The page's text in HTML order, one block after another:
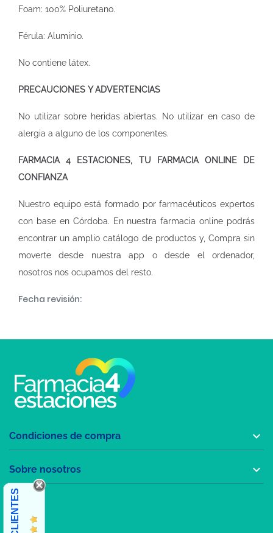
Foam: 100% Poliuretano.
Férula: Aluminio.
No contiene látex.
PRECAUCIONES Y ADVERTENCIAS
No utilizar sobre heridas abiertas. No utilizar en caso de
alergia a alguno de los componentes.
FARMACIA 4 ESTACIONES, TU FARMACIA ONLINE DE
CONFIANZA
Nuestro equipo está formado por farmacéuticos expertos
con base en Córdoba. En nuestrafarmacia online podrás
encontrar un amplio catálogo de productos y, Compra sin
moverte desde nuestra app o desde el ordenador,
nosotros nos ocupamos del resto.
Fecha revisión:
Condiciones de compra 
Sobre nosotros 